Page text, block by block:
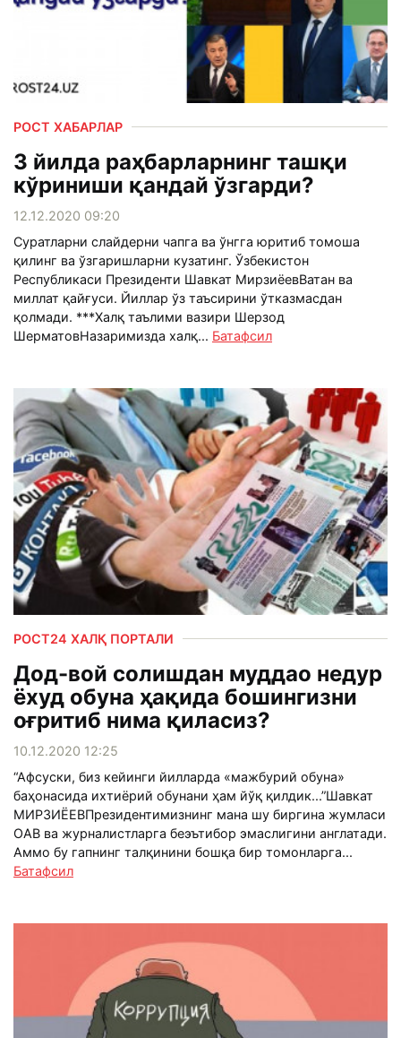
РОСТ ХАБАРЛАР
3 йилда раҳбарларнинг ташқи
кўриниши қандай ўзгарди?
12.12.2020 09:20
Суратларни слайдерни чапга ва ўнгга юритиб томоша
қилинг ва ўзгаришларни кузатинг. Ўзбекистон
Республикаси Президенти Шавкат МирзиёевВатан ва
миллат қайғуси. Йиллар ўз таъсирини ўтказмасдан
қолмади. ***Халқ таълими вазири Шерзод
ШерматовНазаримизда халқ... Батафсил
РОСТ24 ХАЛҚ ПОРТАЛИ
Дод-вой солишдан муддао недур
ёхуд обуна ҳақида бошингизни
оғритиб нима қиласиз?
10.12.2020 12:25
“Афсуски, биз кейинги йилларда «мажбурий обуна»
баҳонасида ихтиёрий обунани ҳам йўқ қилдик...”Шавкат
МИРЗИЁЕВПрезидентимизнинг мана шу биргина жумласи
ОАВ ва журналистларга беэътибор эмаслигини англатади.
Аммо бу гапнинг талқинини бошқа бир томонларга...
Батафсил